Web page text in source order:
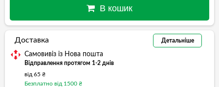
В кошик
Доставка Детальніше
Самовивіз із Нова пошта
Відправлення протягом 1-2 днів
від 65 ₴
Безплатно від 1500 ₴